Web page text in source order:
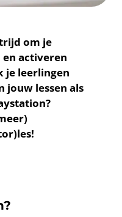
om je
activeren
je leerlingen
jouw lessen als